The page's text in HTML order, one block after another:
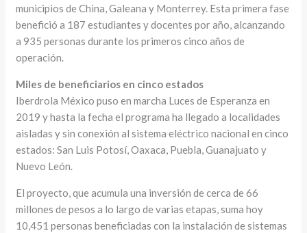
municipios de China, Galeana y Monterrey. Esta primera fase
benefició a 187 estudiantes y docentes por año, alcanzando
a 935 personas durante los primeros cinco años de
operación.
Miles de beneficiarios en cinco estados
Iberdrola México puso en marcha Luces de Esperanza en
2019 y hasta la fecha el programa ha llegado a localidades
aisladas y sin conexión al sistema eléctrico nacional en cinco
estados: San Luis Potosí, Oaxaca, Puebla, Guanajuato y
Nuevo León.
El proyecto, que acumula una inversión de cerca de 66
millones de pesos a lo largo de varias etapas, suma hoy
10,451 personas beneficiadas con la instalación de sistemas